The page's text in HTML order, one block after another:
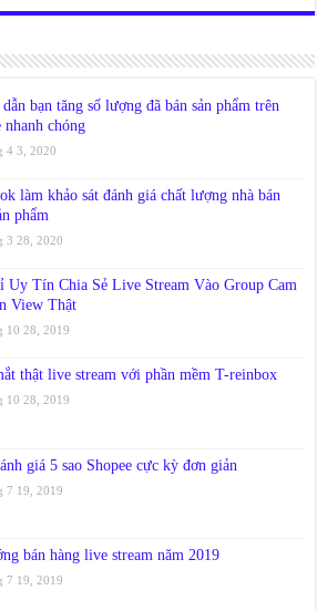
bạn tăng số lượng đã bán sản phẩm trên
nhanh chóng
4 3, 2020
làm khảo sát đánh giá chất lượng nhà bán
phẩm
3 28, 2020
Uy Tín Chia Sẻ Live Stream Vào Group Cam
View Thật
10 28, 2019
thật live stream với phần mềm T-reinbox
10 28, 2019
giá 5 sao Shopee cực kỳ đơn giản
7 19, 2019
bán hàng live stream năm 2019
7 19, 2019